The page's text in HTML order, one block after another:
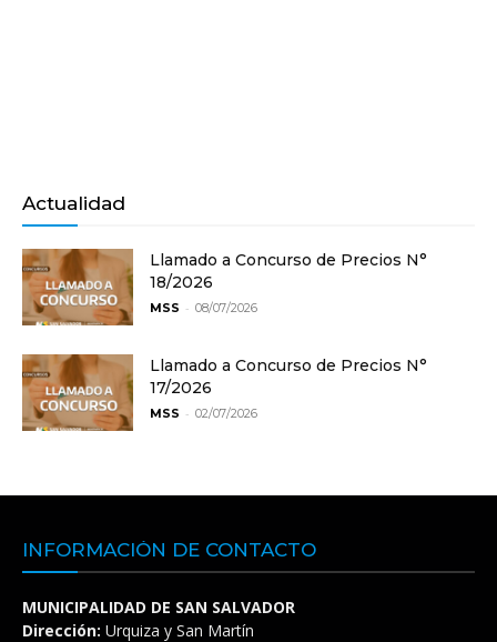
Actualidad
Llamado a Concurso de Precios N°
18/2026
MSS - 08/07/2026
Llamado a Concurso de Precios N°
17/2026
MSS - 02/07/2026
INFORMACIÓN DE CONTACTO
MUNICIPALIDAD DE SAN SALVADOR
Dirección: Urquiza y San Martín